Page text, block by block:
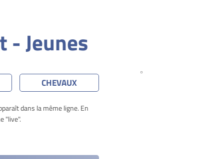
- Jeunes
CHEVAUX
dans la même ligne. En
"live".